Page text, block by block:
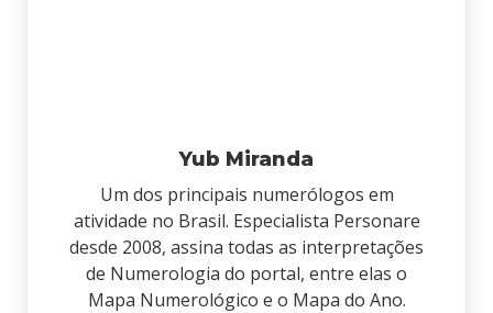
Yub Miranda
Um dos principais numerólogos em
atividade no Brasil. Especialista Personare
desde 2008, assina todas as interpretações
de Numerologia do portal, entre elas o
Mapa Numerológico e o Mapa do Ano.